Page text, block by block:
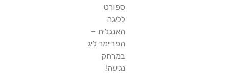
ספורט
לליגה
האנגלית –
הפריימר ליג
במרחק
נגיעה!